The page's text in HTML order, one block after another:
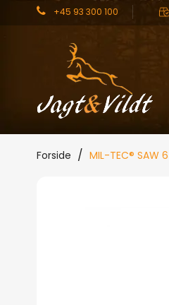
+45 93 300 100
Forside MIL-TEC® SAW